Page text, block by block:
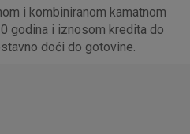
i kombiniranom kamatnom
godina i iznosom kredita do
doći do gotovine.